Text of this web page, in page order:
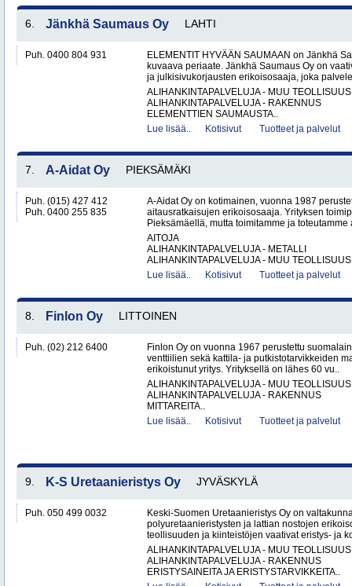
6. Jänkhä Saumaus Oy LAHTI
Puh. 0400 804 931
ELEMENTIT HYVÄÄN SAUMAAN on Jänkhä
kuvaava periaate. Jänkhä Saumaus Oy on
ja julkisivukorjausten erikoisosaaja, joka
ALIHANKINTAPALVELUJA - MUU TEOLLISUUS
ALIHANKINTAPALVELUJA - RAKENNUS
ELEMENTTIEN SAUMAUSTA..
Lue lisää..
Kotisivut Tuotteet ja palvelut
7. A-Aidat Oy PIEKSÄMÄKI
Puh. (015) 427 412
Puh. 0400 255 835
A-Aidat Oy on kotimainen, vuonna 1987
aitausratkaisujen erikoisosaaja. Yrityksen
Pieksämäellä, mutta toimitamme ja toteutamme
AITOJA
ALIHANKINTAPALVELUJA - METALLI
ALIHANKINTAPALVELUJA - MUU
Lue lisää..
Kotisivut Tuotteet ja palvelut
8. Finlon Oy LITTOINEN
Puh. (02) 212 6400
Finlon Oy on vuonna 1967 perustettu
venttiilien sekä kattila- ja putkistotarvikkeiden
erikoistunut yritys. Yrityksellä on lähes 60 vu..
ALIHANKINTAPALVELUJA - MUU TEOLLISUUS
ALIHANKINTAPALVELUJA - RAKENNUS
MITTAREITA..
Lue lisää..
Kotisivut Tuotteet ja palvelut
9. K-S Uretaanieristys Oy JYVÄSKYLÄ
Puh. 050 499 0032
Keski-Suomen Uretaanieristys Oy on
polyuretaanieristysten ja lattian nostojen
teollisuuden ja kiinteistöjen vaativat eristys- ja
ALIHANKINTAPALVELUJA - MUU TEOLLISUUS
ALIHANKINTAPALVELUJA - RAKENNUS
ERISTYSAINEITA JA ERISTYSTARVIKKEITA..